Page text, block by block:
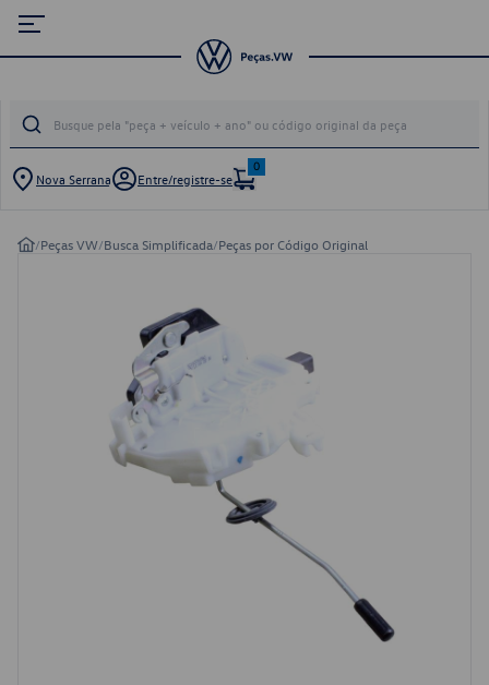
Nova Serrana Entre/registre-se
0
/Peças VW/Busca Simplificada/Peças por Código Original